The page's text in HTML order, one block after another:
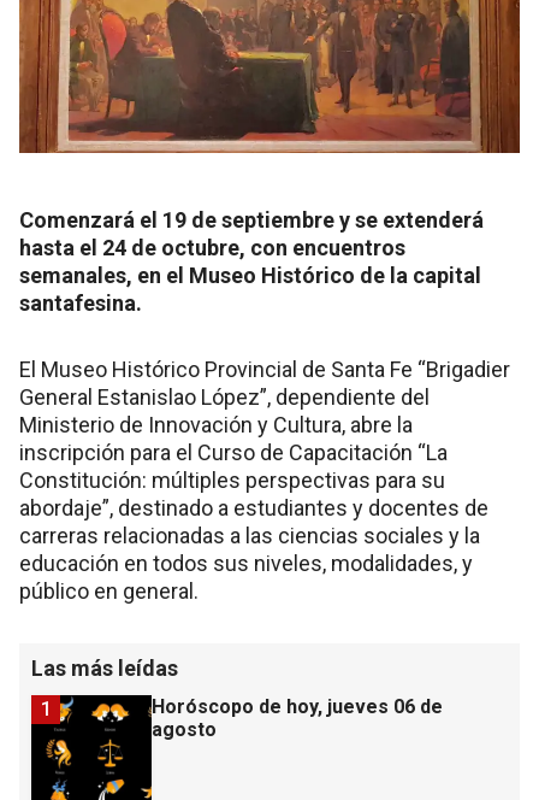
Comenzará el 19 de septiembre y se extenderá
hasta el 24 de octubre, con encuentros
semanales, en el Museo Histórico de la capital
santafesina.
El Museo Histórico Provincial de Santa Fe “Brigadier
General Estanislao López”, dependiente del
Ministerio de Innovación y Cultura, abre la
inscripción para el Curso de Capacitación “La
Constitución: múltiples perspectivas para su
abordaje”, destinado a estudiantes y docentes de
carreras relacionadas a las ciencias sociales y la
educación en todos sus niveles, modalidades, y
público en general.
Las más leídas
Horóscopo de hoy, jueves 06 de
agosto
1